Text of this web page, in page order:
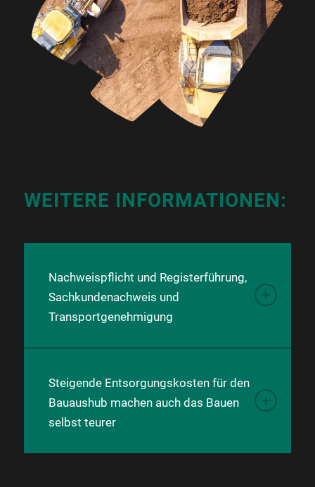
WEITERE INFORMATIONEN:
Nachweispflicht und Registerführung,
Sachkundenachweis und
Transportgenehmigung
Steigende Entsorgungskosten für den
Bauaushub machen auch das Bauen
selbst teurer